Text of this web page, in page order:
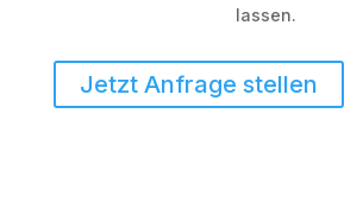
lassen.
Jetzt Anfrage stellen